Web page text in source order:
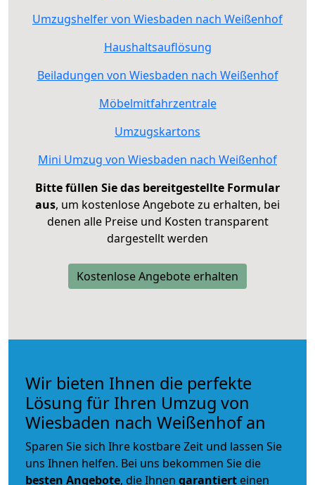
Umzugshelfer von Wiesbaden nach Weißenhof
Haushaltsauflösung
Beiladungen von Wiesbaden nach Weißenhof
Möbelmitfahrzentrale
Umzugskartons
Mini Umzug von Wiesbaden nach Weißenhof
Bitte füllen Sie das bereitgestellte Formular
aus, um kostenlose Angebote zu erhalten, bei
denen alle Preise und Kosten transparent
dargestellt werden
Kostenlose Angebote erhalten
Wir bieten Ihnen die perfekte
Lösung für Ihren Umzug von
Wiesbaden nach Weißenhof an
Sparen Sie sich Ihre kostbare Zeit und lassen Sie
uns Ihnen helfen. Bei uns bekommen Sie die
besten Angebote, die Ihnen garantiert einen